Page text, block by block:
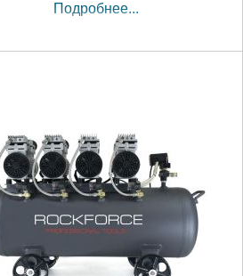
Подробнее...